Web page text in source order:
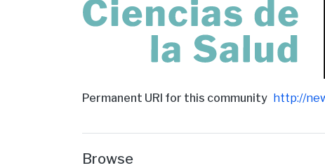
Permanent URI for this community http://
Browse